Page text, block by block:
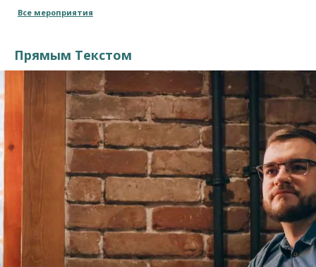
Все мероприятия
Прямым Текстом